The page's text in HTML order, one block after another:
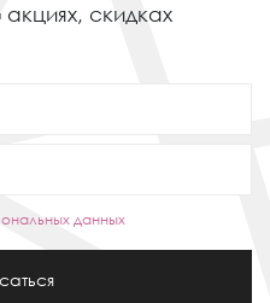
скидках
данных